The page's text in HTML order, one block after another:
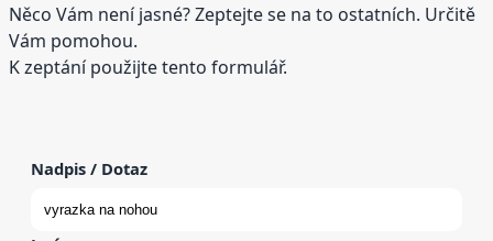
Něco Vám není jasné? Zeptejte se na to ostatních. Určitě
Vám pomohou.
K zeptání použijte tento formulář.
Nadpis / Dotaz